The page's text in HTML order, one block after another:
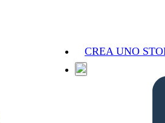
CREA UNO